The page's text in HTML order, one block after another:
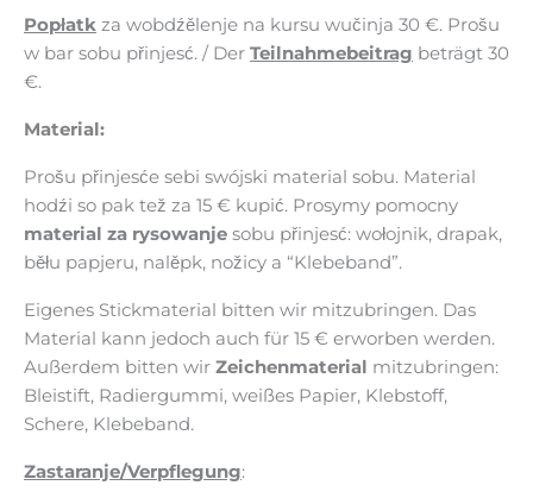
Popłatk za wobdźělenje na kursu wučinja 30 €. Prošu
w bar sobu přinjesć. / Der Teilnahmebeitrag beträgt 30
€.
Material:
Prošu přinjesće sebi swójski material sobu. Material
hodźi so pak tež za 15 € kupić. Prosymy pomocny
material za rysowanje sobu přinjesć: wołojnik, drapak,
běłu papjeru, nalěpk, nožicy a “Klebeband”.
Eigenes Stickmaterial bitten wir mitzubringen. Das
Material kann jedoch auch für 15 € erworben werden.
Außerdem bitten wir Zeichenmaterial mitzubringen:
Bleistift, Radiergummi, weißes Papier, Klebstoff,
Schere, Klebeband.
Zastaranje/Verpflegung: